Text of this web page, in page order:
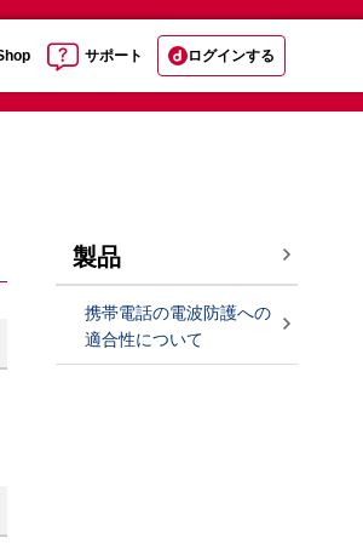
サポート ログインする
製品
携帯電話の電波防護への
適合性について